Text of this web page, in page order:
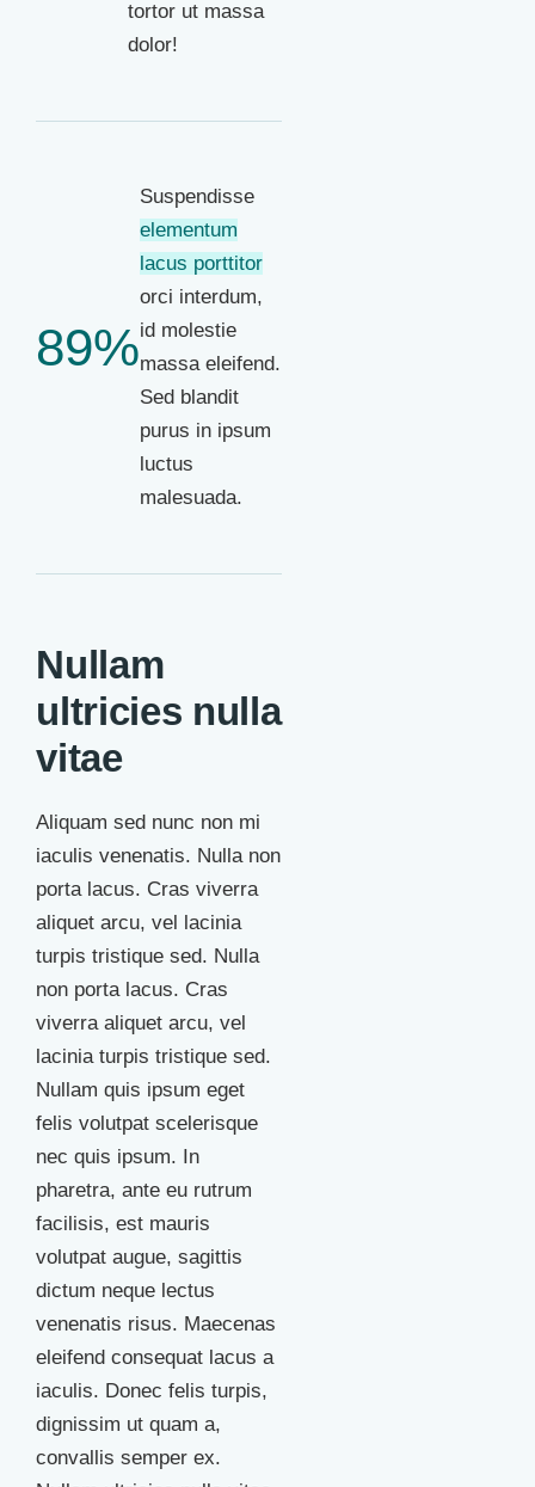
tortor ut massa
dolor!
89%
Suspendisse
elementum
lacus porttitor
orci interdum,
id molestie
massa eleifend.
Sed blandit
purus in ipsum
luctus
malesuada.
Nullam
ultricies nulla
vitae
Aliquam sed nunc non mi
iaculis venenatis. Nulla non
porta lacus. Cras viverra
aliquet arcu, vel lacinia
turpis tristique sed. Nulla
non porta lacus. Cras
viverra aliquet arcu, vel
lacinia turpis tristique sed.
Nullam quis ipsum eget
felis volutpat scelerisque
nec quis ipsum. In
pharetra, ante eu rutrum
facilisis, est mauris
volutpat augue, sagittis
dictum neque lectus
venenatis risus. Maecenas
eleifend consequat lacus a
iaculis. Donec felis turpis,
dignissim ut quam a,
convallis semper ex.